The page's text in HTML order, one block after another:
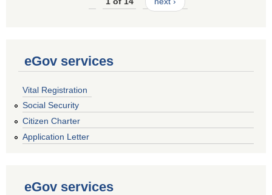
eGov services
Vital Registration
Social Security
Citizen Charter
Application Letter
eGov services